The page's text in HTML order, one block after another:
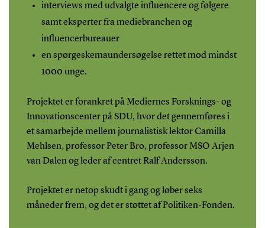
interviews med udvalgte influencere og følgere
samt eksperter fra mediebranchen og
influencerbureauer
en spørgeskemaundersøgelse rettet mod mindst
1000 unge.
Projektet er forankret på Mediernes Forsknings- og
Innovationscenter på SDU, hvor det gennemføres i
et samarbejde mellem journalistisk lektor Camilla
Mehlsen, professor Peter Bro, professor MSO Arjen
van Dalen og leder af centret Ralf Andersson.
Projektet er netop skudt i gang og løber seks
måneder frem, og det er støttet af Politiken-Fonden.